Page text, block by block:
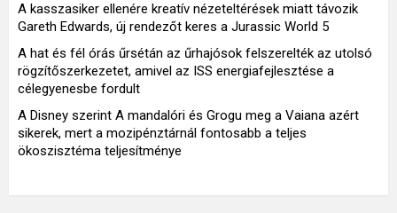
A kasszasiker ellenére kreatív nézeteltérések miatt távozik
Gareth Edwards, új rendezőt keres a Jurassic World 5
A hat és fél órás űrsétán az űrhajósok felszerelték az utolsó
rögzítőszerkezetet, amivel az ISS energiafejlesztése a
célegyenesbe fordult
A Disney szerint A mandalóri és Grogu meg a Vaiana azért
sikerek, mert a mozipénztárnál fontosabb a teljes
ökoszisztéma teljesítménye